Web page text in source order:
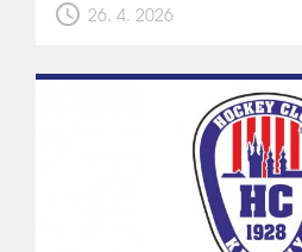
schedule 26. 4. 2026